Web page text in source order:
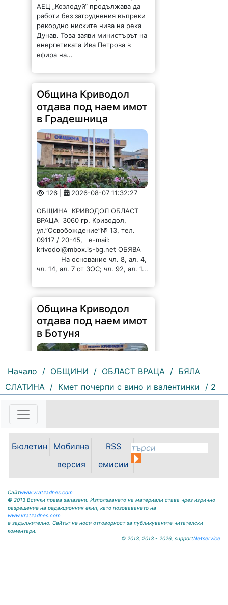
АЕЦ „Козлодуй“ продължава да
работи без затруднения въпреки
рекордно ниските нива на река
Дунав. Това заяви министърът на
енергетиката Ива Петрова в
ефира на...
Община Криводол
отдава под наем имот
в Градешница
126 | 2026-08-07 11:32:27
ОБЩИНА КРИВОДОЛ ОБЛАСТ
ВРАЦА 3060 гр. Криводол,
ул.”Освобождение”№ 13, тел.
09117 / 20-45, e-mail:
krivodol@mbox.is-bg.net ОБЯВА
На основание чл. 8, ал. 4,
чл. 14, ал. 7 от ЗОС; чл. 92, ал. 1...
Община Криводол
отдава под наем имот
в Ботуня
ОБЩИНА КРИВОДОЛ ОБЛАСТ
„Освобождение” № 13, тел.
krivodol@mbox.is-bg.net ОБЯВА
На основание чл. 8, ал. 4,
Начало / ОБЩИНИ / ОБЛАСТ ВРАЦА / БЯЛА
СЛАТИНА / Кмет почерпи с вино и валентинки / 2
Бюлетин
Мобилна
версия
RSS
емисии
Сайтwww.vratzadnes.com
© 2013 Всички права запазени. Използването на материали става чрез изрично
разрешение на редакционния екип, като позоваването на
www.vratzadnes.com
е задължително. Сайтът не носи отговорност за публикуваните читателски
коментари.
© 2013, 2013 - 2026, supportNetservice